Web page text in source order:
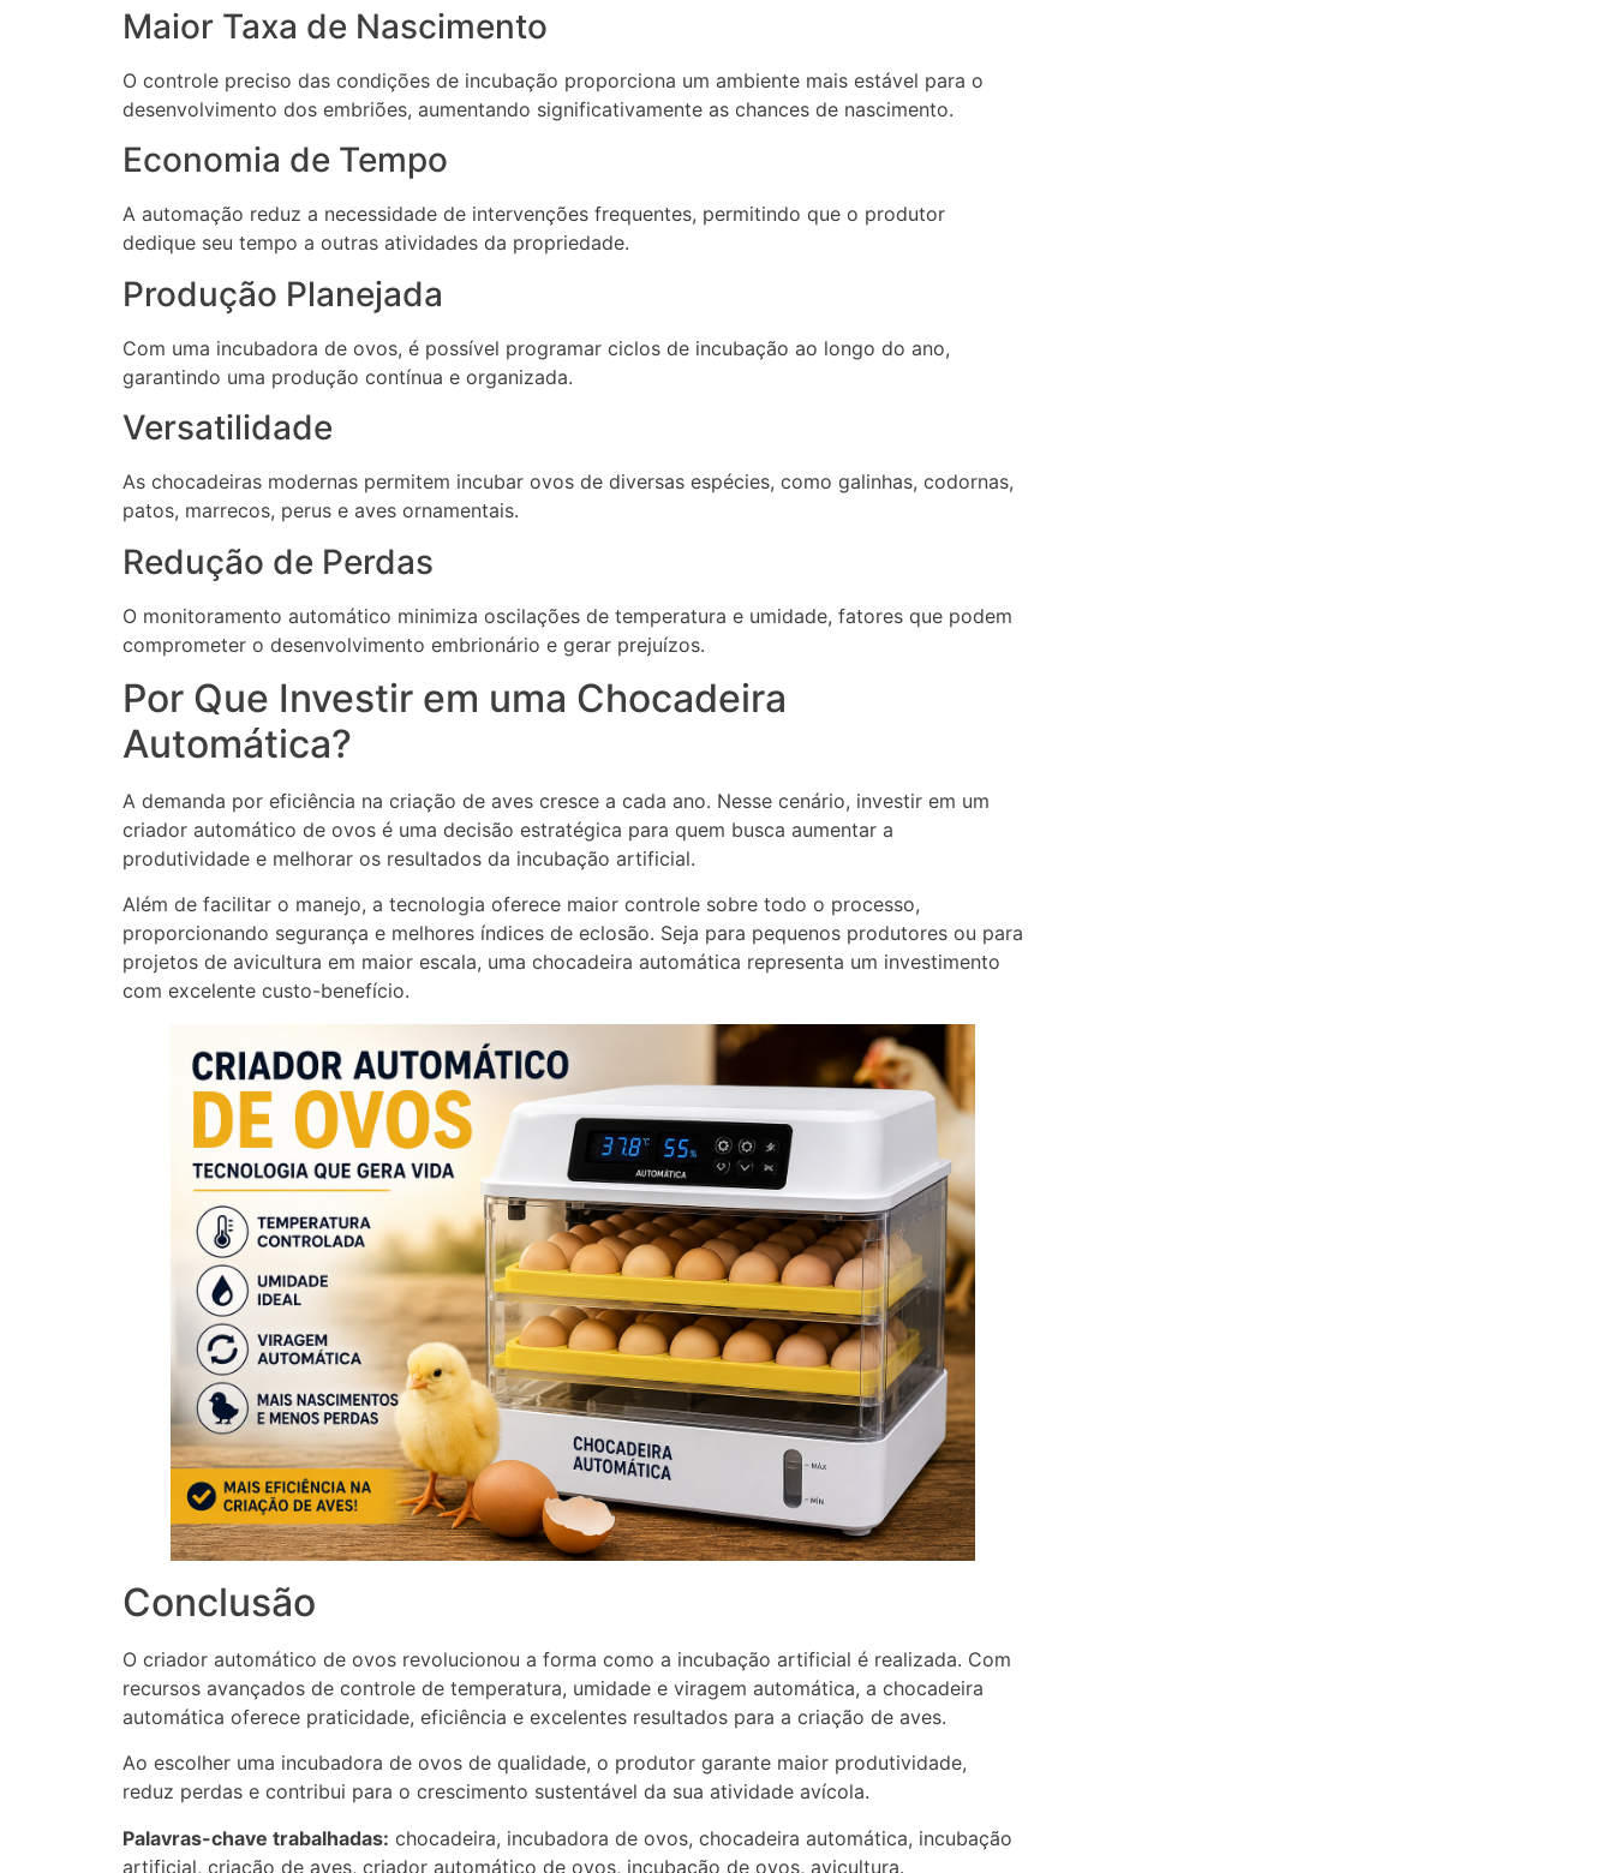
Maior Taxa de Nascimento
O controle preciso das condições de incubação proporciona um ambiente mais estável para o
desenvolvimento dos embriões, aumentando significativamente as chances de nascimento.
Economia de Tempo
A automação reduz a necessidade de intervenções frequentes, permitindo que o produtor
dedique seu tempo a outras atividades da propriedade.
Produção Planejada
Com uma incubadora de ovos, é possível programar ciclos de incubação ao longo do ano,
garantindo uma produção contínua e organizada.
Versatilidade
As chocadeiras modernas permitem incubar ovos de diversas espécies, como galinhas, codornas,
patos, marrecos, perus e aves ornamentais.
Redução de Perdas
O monitoramento automático minimiza oscilações de temperatura e umidade, fatores que podem
comprometer o desenvolvimento embrionário e gerar prejuízos.
Por Que Investir em uma Chocadeira
Automática?
A demanda por eficiência na criação de aves cresce a cada ano. Nesse cenário, investir em um
criador automático de ovos é uma decisão estratégica para quem busca aumentar a
produtividade e melhorar os resultados da incubação artificial.
Além de facilitar o manejo, a tecnologia oferece maior controle sobre todo o processo,
proporcionando segurança e melhores índices de eclosão. Seja para pequenos produtores ou para
projetos de avicultura em maior escala, uma chocadeira automática representa um investimento
com excelente custo-benefício.
Conclusão
O criador automático de ovos revolucionou a forma como a incubação artificial é realizada. Com
recursos avançados de controle de temperatura, umidade e viragem automática, a chocadeira
automática oferece praticidade, eficiência e excelentes resultados para a criação de aves.
Ao escolher uma incubadora de ovos de qualidade, o produtor garante maior produtividade,
reduz perdas e contribui para o crescimento sustentável da sua atividade avícola.
Palavras-chave trabalhadas: chocadeira, incubadora de ovos, chocadeira automática, incubação
artificial, criação de aves, criador automático de ovos, incubação de ovos, avicultura.